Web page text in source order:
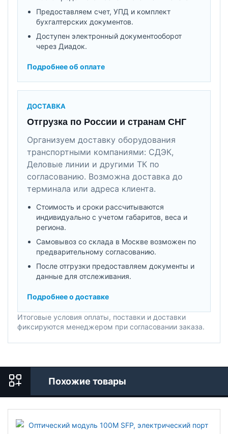
Предоставляем счет, УПД и комплект
бухгалтерских документов.
Доступен электронный документооборот
через Диадок.
Подробнее об оплате
ДОСТАВКА
Отгрузка по России и странам СНГ
Организуем доставку оборудования
транспортными компаниями: СДЭК,
Деловые линии и другими ТК по
согласованию. Возможна доставка до
терминала или адреса клиента.
Стоимость и сроки рассчитываются
индивидуально с учетом габаритов, веса и
региона.
Самовывоз со склада в Москве возможен по
предварительному согласованию.
После отгрузки предоставляем документы и
данные для отслеживания.
Подробнее о доставке
Итоговые условия оплаты, поставки и доставки
фиксируются менеджером при согласовании заказа.
Похожие товары